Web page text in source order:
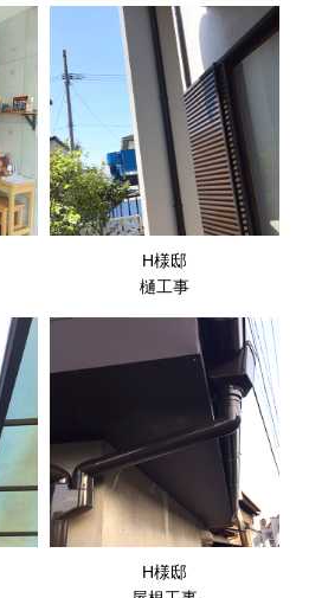
H様邸
樋工事
H様邸